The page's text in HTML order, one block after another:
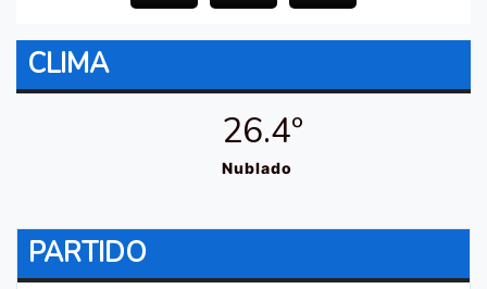
CLIMA
26.4º
Nublado
PARTIDO